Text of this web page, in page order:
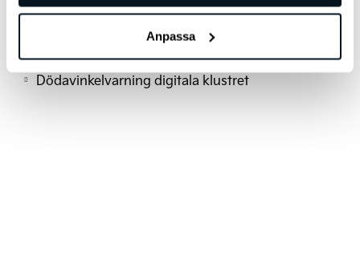
Anpassa
100 Nm extra för bättre prestanda
Meridian® ljudsystem
Glastak bak
Svart innertak och solskydd
Dödavinkelvarning digitala klustret